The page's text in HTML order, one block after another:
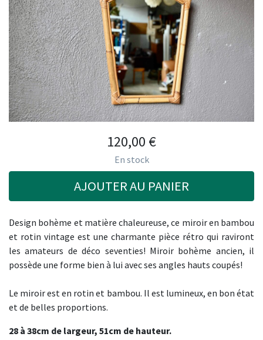
120,00 €
En stock
AJOUTER AU PANIER
Design bohème et matière chaleureuse, ce miroir en bambou
et rotin vintage est une charmante pièce rétro qui raviront
les amateurs de déco seventies! Miroir bohème ancien, il
possède une forme bien à lui avec ses angles hauts coupés!
Le miroir est en rotin et bambou. Il est lumineux, en bon état
et de belles proportions.
28 à 38cm de largeur, 51cm de hauteur.